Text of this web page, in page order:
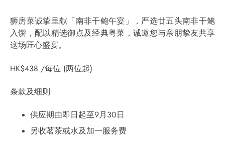
狮房菜诚挚呈献「南非干鲍午宴」，严选廿五头南非干鲍
入馔，配以精选御点及经典粤菜，诚邀您与亲朋挚友共享
这场匠心盛宴。
HK$438 /每位 (两位起)
条款及细则
供应期由即日起至9月30日
另收茗茶或水及加一服务费